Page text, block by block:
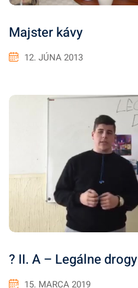
Majster kávy
12. JÚNA 2013
? II. A – Legálne drogy
15. MARCA 2019